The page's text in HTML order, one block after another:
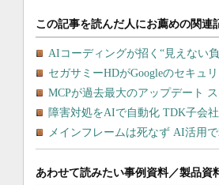
あわせて読みたい事例資料／製品資